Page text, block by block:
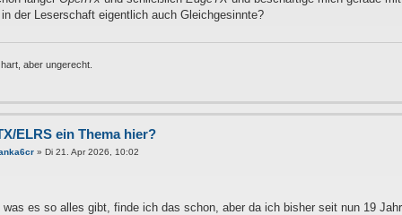
der Leserschaft eigentlich auch Gleichgesinnte?
aber ungerecht.
ELRS ein Thema hier?
»Di 21. Apr 2026, 10:02
was es so alles gibt, finde ich das schon, aber da ich bisher seit nun 19